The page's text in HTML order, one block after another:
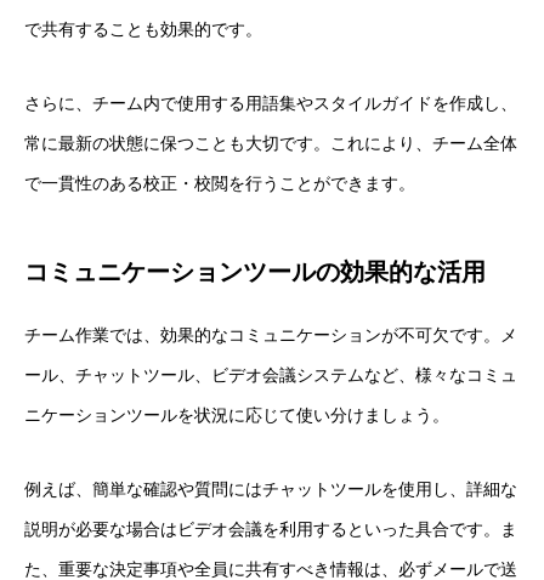
で共有することも効果的です。
さらに、チーム内で使用する用語集やスタイルガイドを作成し、
常に最新の状態に保つことも大切です。これにより、チーム全体
で一貫性のある校正・校閲を行うことができます。
コミュニケーションツールの効果的な活用
チーム作業では、効果的なコミュニケーションが不可欠です。メ
ール、チャットツール、ビデオ会議システムなど、様々なコミュ
ニケーションツールを状況に応じて使い分けましょう。
例えば、簡単な確認や質問にはチャットツールを使用し、詳細な
説明が必要な場合はビデオ会議を利用するといった具合です。ま
た、重要な決定事項や全員に共有すべき情報は、必ずメールで送